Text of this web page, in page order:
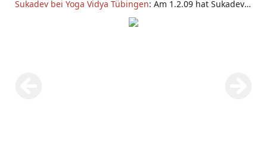
Sukadev bei Yoga Vidya Tübingen: Am 1.2.09 hat Sukadev
in Pfäffingen bei Tübingen einen